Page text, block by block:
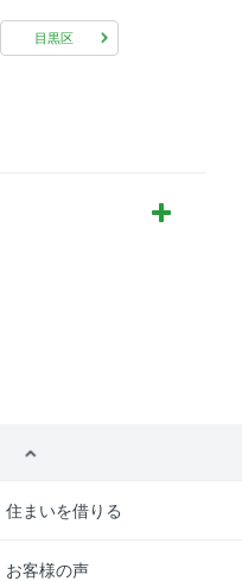
目黒区
住まいを借りる
お客様の声